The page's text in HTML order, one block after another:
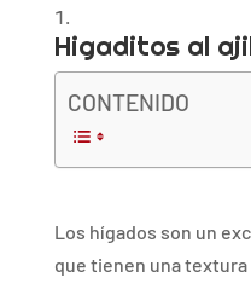
Higaditos al
CONTENIDO
Los hígados son un
que tienen una textura